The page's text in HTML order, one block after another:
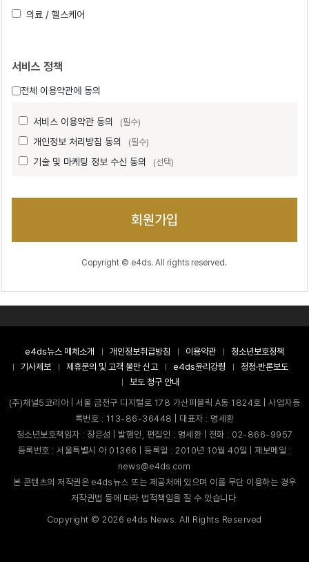
의료 / 헬스케어
서비스 정책
전체 이용약관에 동의
서비스 이용약관 동의 (필수)
개인정보 처리방침 동의 (필수)
기술 및 마케팅 정보 수신 동의 (선택)
회원가입
Copyright © e4ds. All rights reserved.
e4ds뉴스 매체소개 개인정보취급방침 이용약관
청소년보호정책
기사제보
제휴문의 및 고객 불만 신고 e4ds윤리강령
정정·반론보도
보도 청구 안내
(주)채널5코리아 | 서울 금천구 디지털로 178 가산퍼블릭 A동 1824호 | 사업자등
록번호 : 113-86-36448 | 대표자 : 명세환
청소년보호책임자 : 장은성 | 발행인, 편집인 : 명세환 | 전화 : 02-866-9957
등록번호 : 서울특별시 아 01366 | 등록일 : 2010년 10월 40일 | 제보메일 :
news@e4ds.com
본 콘텐츠의 저작권은 e4ds뉴스 또는 제공처에 있으며 이를 무단 이용하는 경우
저작권법 등에 따라 법적책임을 질 수 있습니다.
Copyright ©2026 e4ds News. All Rights Reserved